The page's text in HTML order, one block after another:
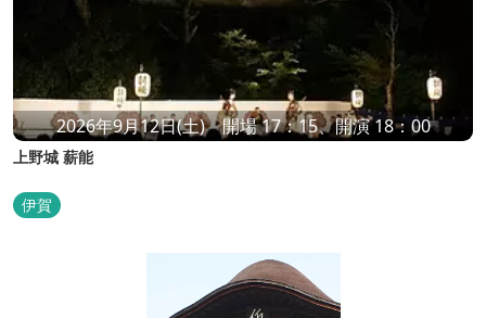
2026年9月12日(土) 開場 17：15、開演 18：00
上野城 薪能
伊賀